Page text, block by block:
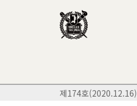
제174호(2020.12.16)